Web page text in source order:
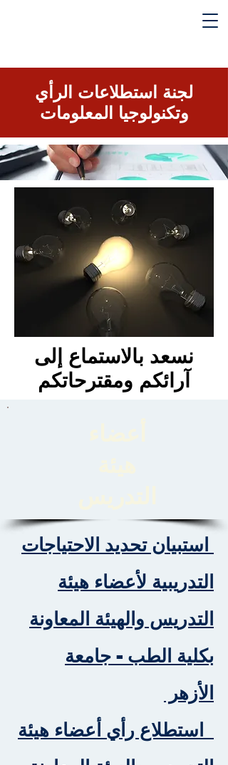
لجنة استطلاعات الرأي
وتكنولوجيا المعلومات
نسعد بالاستماع إلى
آرائكم ومقترحاتكم
استبيان تحديد الاحتياجات
التدريبية لأعضاء هيئة
التدريس والهيئة المعاونة
بكلية الطب - جامعة
الأزهر
استطلاع رأي أعضاء هيئة